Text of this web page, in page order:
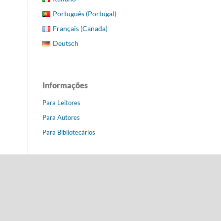
Português (Portugal)
Français (Canada)
Deutsch
Informações
Para Leitores
Para Autores
Para Bibliotecários